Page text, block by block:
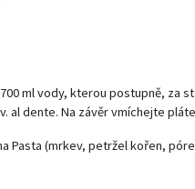
ml vody, kterou postupně, za
al dente. Na závěr vmíchejte
Pasta (mrkev, petržel kořen,